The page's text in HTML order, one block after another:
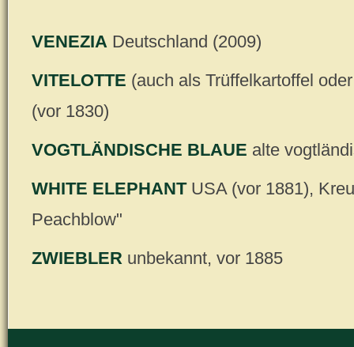
VENEZIA Deutschland (2009)
VITELOTTE (auch als Trüffelkartoffel
(vor 1830)
VOGTLÄNDISCHE BLAUE alte
WHITE ELEPHANTUSA (vor 1881),
Peachblow"
ZWIEBLER unbekannt, vor 1885